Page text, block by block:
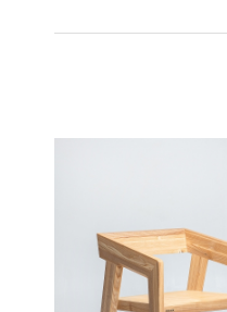
• Мягкая часть на
• Несколько
• Возможность